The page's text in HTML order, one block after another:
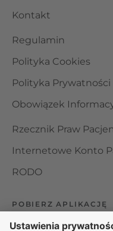
Kontakt
Regulamin
Polityka Cookies
Polityka Prywatności
Obowiązek
Rzecznik Praw
Internetowe Konto
RODO
POBIERZ APLIKACJĘ